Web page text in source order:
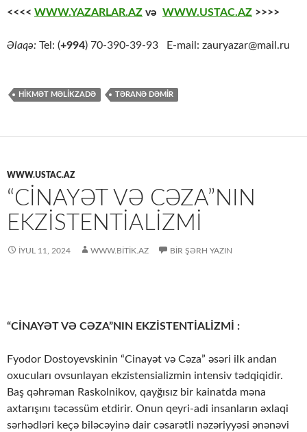
<<<< WWW.YAZARLAR.AZ və WWW.USTAC.AZ >>>>
Əlaqə: Tel: (+994) 70-390-39-93 E-mail: zauryazar@mail.ru
HİKMƏT MƏLİKZADƏ TƏRANƏ DƏMİR
WWW.USTAC.AZ
“CİNAYƏT VƏ CƏZA”NIN
EKZİSTENTİALİZMİ
İYUL 11, 2024 WWW.BITIK.AZ BIR ŞƏRH YAZIN
“CİNAYƏT VƏ CƏZA”NIN EKZİSTENTİALİZMİ :
Fyodor Dostoyevskinin “Cinayət və Cəza” əsəri ilk andan
oxucuları ovsunlayan ekzistensializmin intensiv tədqiqidir.
Baş qəhrəman Raskolnikov, qayğısız bir kainatda məna
axtarışını təcəssüm etdirir. Onun qeyri-adi insanların əxlaqi
sərhədləri keçə biləcəyinə dair cəsarətli nəzəriyyəsi ənənəvi